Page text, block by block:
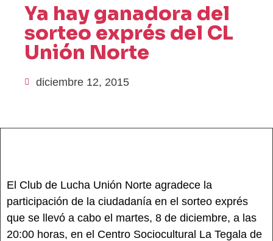
Ya hay ganadora del
sorteo exprés del CL
Unión Norte
diciembre 12, 2015
El Club de Lucha Unión Norte agradece la
participación de la ciudadanía en el sorteo exprés
que se llevó a cabo el martes, 8 de diciembre, a las
20:00 horas, en el Centro Sociocultural La Tegala de